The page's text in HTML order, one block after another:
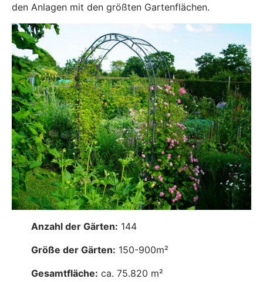
den Anlagen mit den größten Gartenflächen.
Anzahl der Gärten: 144
Größe der Gärten: 150-900m²
Gesamtfläche: ca. 75.820 m²